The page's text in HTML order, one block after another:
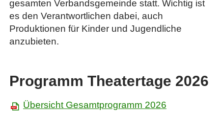
gesamten Verbandsgemeinde statt. Wichtig ist
es den Verantwortlichen dabei, auch
Produktionen für Kinder und Jugendliche
anzubieten.
Programm Theatertage 2026
Übersicht Gesamtprogramm 2026